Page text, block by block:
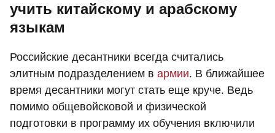
учить китайскому и арабскому
языкам
Российские десантники всегда считались
элитным подразделением в армии. В ближайшее
время десантники могут стать еще круче. Ведь
помимо общевойсковой и физической
подготовки в программу их обучения включили